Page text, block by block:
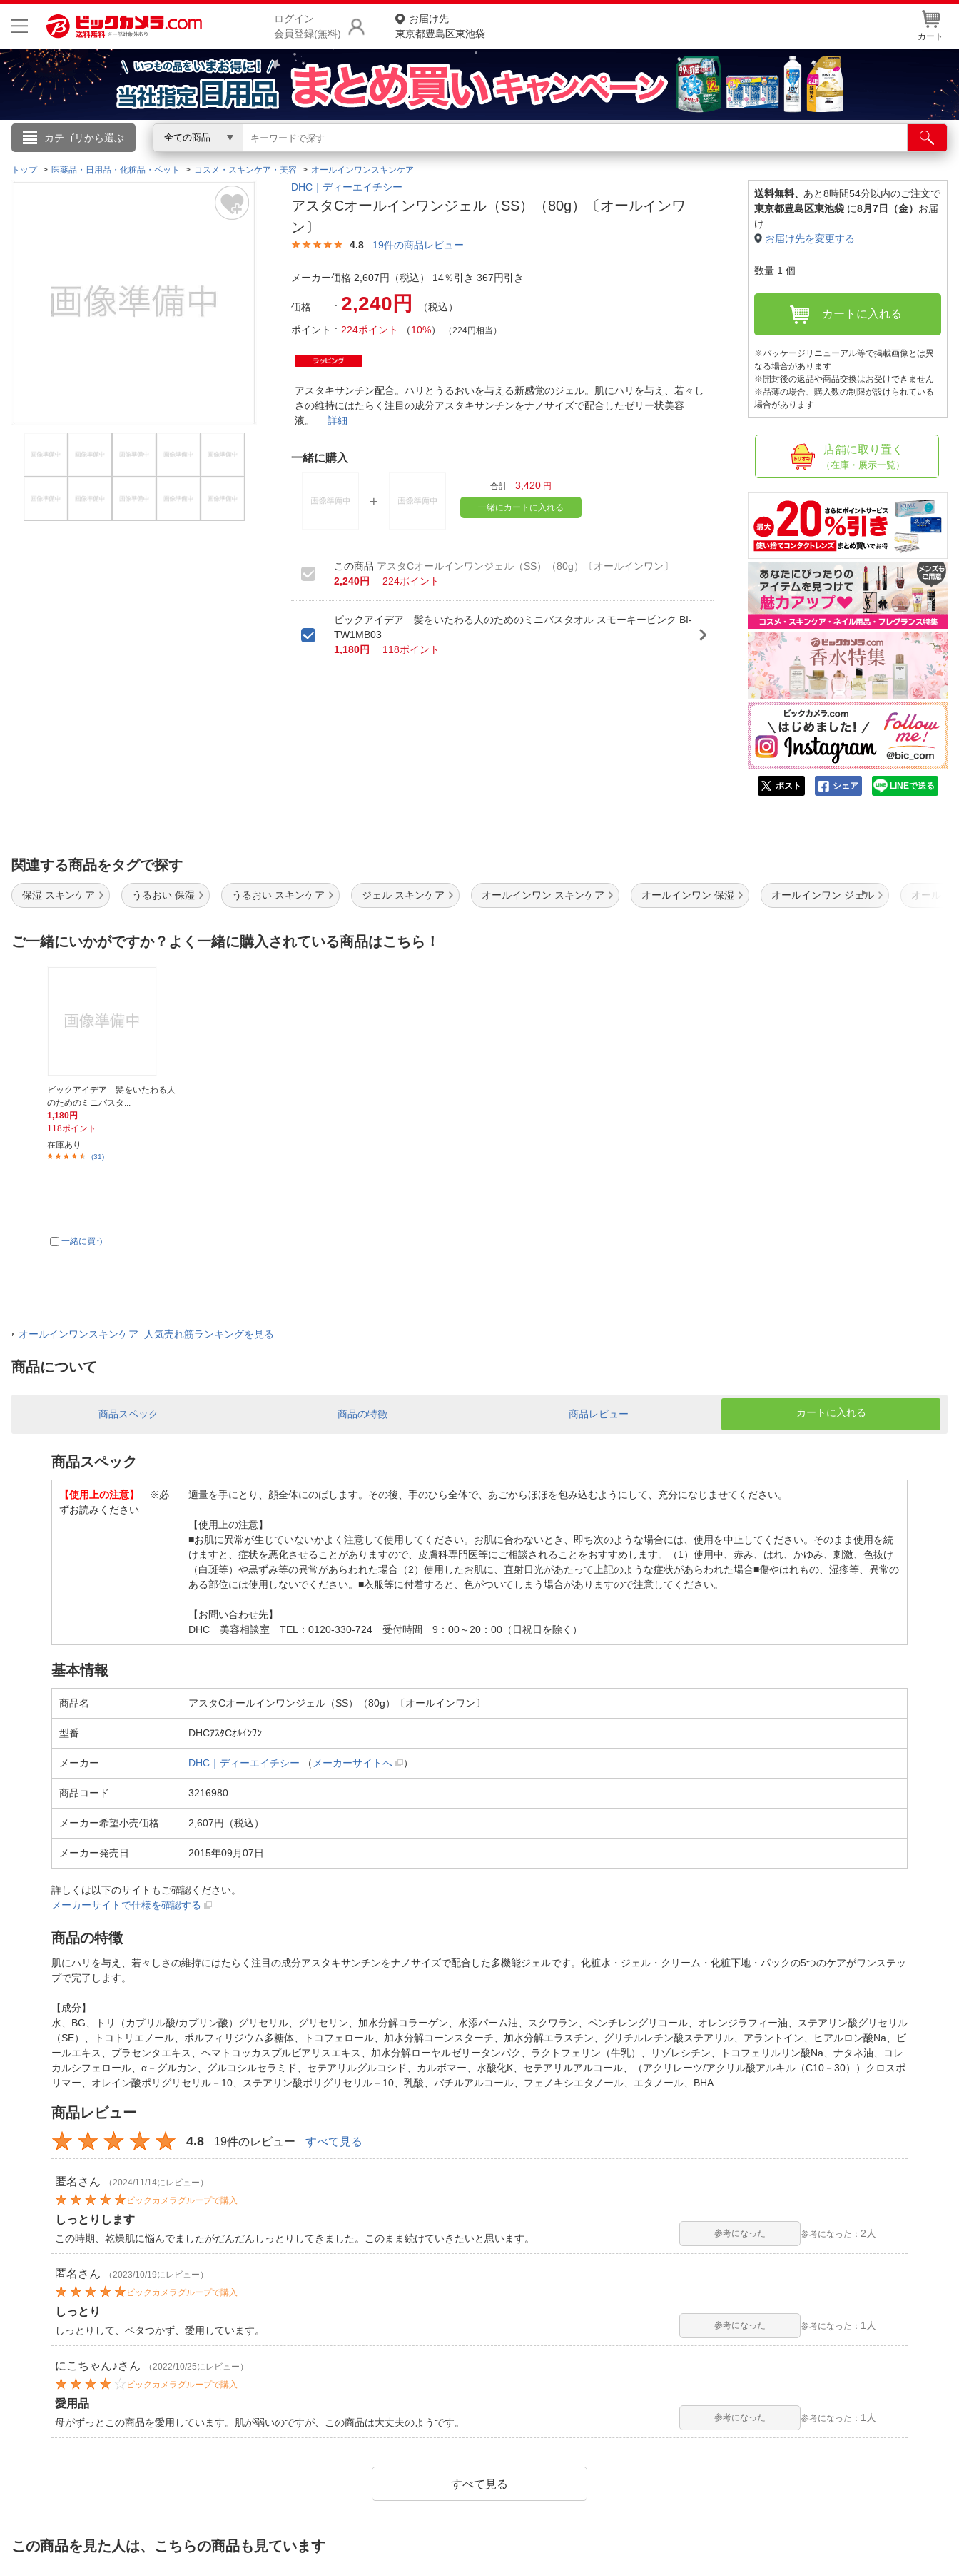
ログイン
会員登録(無料)
お届け先
東京都豊島区東池袋
カート
カテゴリから選ぶ 全ての商品
こんにちは
ログイン
閲覧履歴
商品をさがす
ランキングからさがす
カテゴリ一覧からさがす
ご利用ガイド
よくある質問・お問合せ
店舗サービス
ネット取り置き
店舗情報・店舗一覧
トップ 医薬品・日用品・化粧品・ペット コスメ・スキンケア・美容 オールインワンスキンケア
DHC｜ディーエイチシー
アスタCオールインワンジェル（SS）（80g）〔オールインワ
ン〕
4.8 19件の商品レビュー
メーカー価格 2,607円（税込） 14％引き 367円引き
価格 2,240円
（税込）
ポイント
224ポイント （10%） （224円相当）
アスタキサンチン配合。ハリとうるおいを与える新感覚のジェル。肌にハリを与え、若々し
さの維持にはたらく注目の成分アスタキサンチンをナノサイズで配合したゼリー状美容
液。詳細
一緒に購入
合計 3,420 円
一緒にカートに入れる
アスタCオールインワンジェル（SS）（80g）〔オールインワン〕
2,240円
224ポイント
ビックアイデア 髪をいたわる人のためのミニバスタオル スモーキーピンク BI-
TW1MB03
1,180円
118ポイント
送料無料、 あと8時間54分以内のご注文で
東京都豊島区東池袋 に8月7日（金） お届
け
お届け先を変更する
数量 1 個
カートに入れる
※パッケージリニューアル等で掲載画像とは異
なる場合があります
※開封後の返品や商品交換はお受けできません
※品薄の場合、購入数の制限が設けられている
場合があります
店舗に取り置く
（在庫・展示一覧）
ポスト シェア LINEで送る
関連する商品をタグで探す
保湿 スキンケア うるおい 保湿 うるおい スキンケア ジェル スキンケア オールインワン スキンケア オールインワン 保湿 オールインワン ジェル オールイ
ご一緒にいかがですか？よく一緒に購入されている商品はこちら！
ビックアイデア 髪をいたわる人
のためのミニバスタ...
1,180円
118ポイント
在庫あり
(31)
一緒に買う
オールインワンスキンケア 人気売れ筋ランキングを見る
商品について
カートに入れる
商品スペック 商品の特徴 商品レビュー
商品スペック
【使用上の注意】
※必
ずお読みください
適量を手にとり、顔全体にのばします。その後、手のひら全体で、あごからほほを包み込むようにして、充分になじませてください。
【使用上の注意】
■お肌に異常が生じていないかよく注意して使用してください。お肌に合わないとき、即ち次のような場合には、使用を中止してください。そのまま使用を続
けますと、症状を悪化させることがありますので、皮膚科専門医等にご相談されることをおすすめします。（1）使用中、赤み、はれ、かゆみ、刺激、色抜け
（白斑等）や黒ずみ等の異常があらわれた場合（2）使用したお肌に、直射日光があたって上記のような症状があらわれた場合■傷やはれもの、湿疹等、異常の
ある部位には使用しないでください。■衣服等に付着すると、色がついてしまう場合がありますので注意してください。
【お問い合わせ先】
DHC 美容相談室 TEL：0120-330-724 受付時間 9：00～20：00（日祝日を除く）
基本情報
商品名 アスタCオールインワンジェル（SS）（80g）〔オールインワン〕
型番 DHCｱｽﾀCｵﾙｲﾝﾜﾝ
メーカー DHC｜ディーエイチシー （ メーカーサイトへ ）
商品コード 3216980
メーカー希望小売価格 2,607円（税込）
メーカー発売日 2015年09月07日
詳しくは以下のサイトもご確認ください。
メーカーサイトで仕様を確認する
商品の特徴
肌にハリを与え、若々しさの維持にはたらく注目の成分アスタキサンチンをナノサイズで配合した多機能ジェルです。化粧水・ジェル・クリーム・化粧下地・パックの5つのケアがワンステッ
プで完了します。
【成分】
水、BG、トリ（カプリル酸/カプリン酸）グリセリル、グリセリン、加水分解コラーゲン、水添パーム油、スクワラン、ペンチレングリコール、オレンジラフィー油、ステアリン酸グリセリル
（SE）、トコトリエノール、ポルフィリジウム多糖体、トコフェロール、加水分解コーンスターチ、加水分解エラスチン、グリチルレチン酸ステアリル、アラントイン、ヒアルロン酸Na、ビ
ールエキス、プラセンタエキス、ヘマトコッカスプルビアリスエキス、加水分解ローヤルゼリータンパク、ラクトフェリン（牛乳）、リゾレシチン、トコフェリルリン酸Na、ナタネ油、コレ
カルシフェロール、α－グルカン、グルコシルセラミド、セテアリルグルコシド、カルボマー、水酸化K、セテアリルアルコール、（アクリレーツ/アクリル酸アルキル（C10－30））クロスポ
リマー、オレイン酸ポリグリセリル－10、ステアリン酸ポリグリセリル－10、乳酸、バチルアルコール、フェノキシエタノール、エタノール、BHA
商品レビュー
4.8 19件のレビュー すべて見る
匿名 さん
（2024/11/14にレビュー）
ビックカメラグループで購入
しっとりします
この時期、乾燥肌に悩んでましたがだんだんしっとりしてきました。このまま続けていきたいと思います。 参考になった 参考になった：2人
匿名 さん
（2023/10/19にレビュー）
ビックカメラグループで購入
しっとり
しっとりして、ベタつかず、愛用しています。 参考になった 参考になった： 1人
にこちゃん♪さん
（2022/10/25にレビュー）
ビックカメラグループで購入
愛用品
母がずっとこの商品を愛用しています。肌が弱いのですが、この商品は大丈夫のようです。 参考になった 参考になった： 1人
すべて見る
この商品を見た人は、こちらの商品も見ています